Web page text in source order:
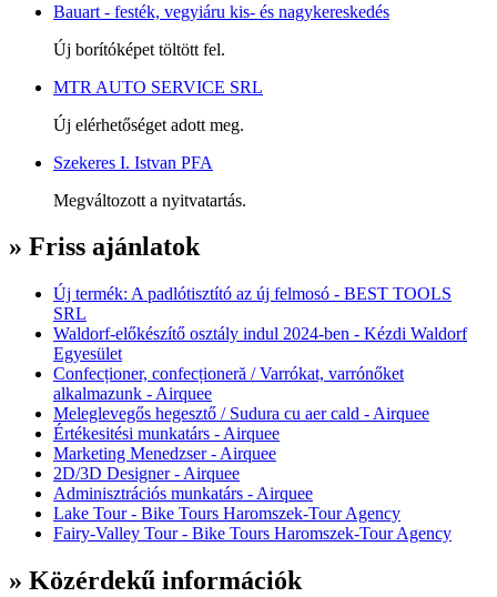
Bauart - festék, vegyiáru kis- és nagykereskedés
Új borítóképet töltött fel.
MTR AUTO SERVICE SRL
Új elérhetőséget adott meg.
Szekeres I. Istvan PFA
Megváltozott a nyitvatartás.
» Friss ajánlatok
Új termék: A padlótisztító az új felmosó - BEST TOOLS
SRL
Waldorf-előkészítő osztály indul 2024-ben - Kézdi Waldorf
Egyesület
Confecționer, confecționeră / Varrókat, varrónőket
alkalmazunk - Airquee
Meleglevegős hegesztő / Sudura cu aer cald - Airquee
Értékesitési munkatárs - Airquee
Marketing Menedzser - Airquee
2D/3D Designer - Airquee
Adminisztrációs munkatárs - Airquee
Lake Tour - Bike Tours Haromszek-Tour Agency
Fairy-Valley Tour - Bike Tours Haromszek-Tour Agency
» Közérdekű információk